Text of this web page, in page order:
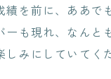
績を前に、ああ
ーも現れ、なん
みにしていてく